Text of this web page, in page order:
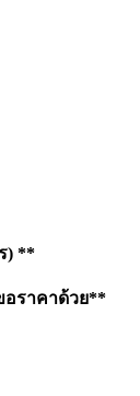
) **
อราคาด้วย**